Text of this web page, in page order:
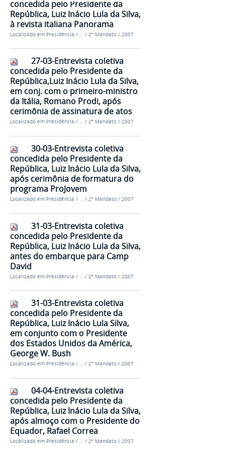
concedida pelo Presidente da
República, Luiz Inácio Lula da Silva,
à revista italiana Panorama
Localizado em Presidência / / 2º Mandato / 2007
27-03-Entrevista coletiva
concedida pelo Presidente da
República,Luiz Inácio Lula da Silva,
em conj. com o primeiro-ministro
da Itália, Romano Prodi, após
cerimônia de assinatura de atos
Localizado em Presidência / … / 2º Mandato / 2007
30-03-Entrevista coletiva
concedida pelo Presidente da
República, Luiz Inácio Lula da Silva,
após cerimônia de formatura do
programa ProJovem
Localizado em Presidência / … / 2º Mandato / 2007
31-03-Entrevista coletiva
concedida pelo Presidente da
República, Luiz Inácio Lula da Silva,
antes do embarque para Camp
David
Localizado em Presidência / … / 2º Mandato / 2007
31-03-Entrevista coletiva
concedida pelo Presidente da
República, Luiz Inácio Lula Silva,
em conjunto com o Presidente
dos Estados Unidos da América,
George W. Bush
Localizado em Presidência / … / 2º Mandato / 2007
04-04-Entrevista coletiva
concedida pelo Presidente da
República, Luiz Inácio Lula da Silva,
após almoço com o Presidente do
Equador, Rafael Correa
Localizado em Presidência / … / 2º Mandato / 2007